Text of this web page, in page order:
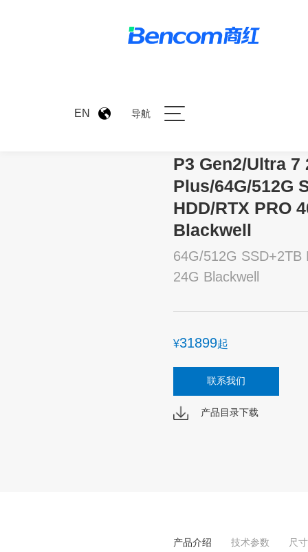
EN 导航
P3 Gen2/Ultra 7
Plus/64G/512G
HDD/RTX PRO
Blackwell
64G/512G SSD+2TB
24G Blackwell
¥31899起
联系我们
产品目录下载
产品介绍 技术参数 尺